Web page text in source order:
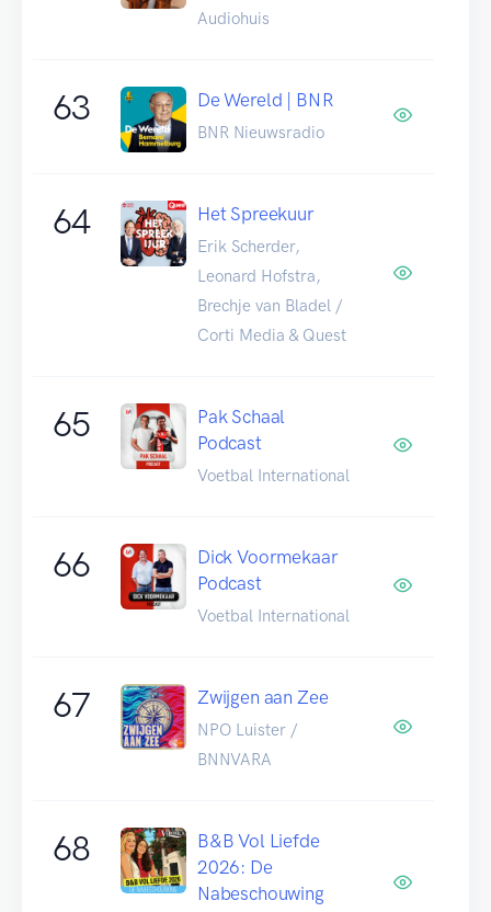
Audiohuis
63 De Wereld | BNR
BNR Nieuwsradio
64 Het Spreekuur
Erik Scherder,
Leonard Hofstra,
Brechje van Bladel /
Corti Media & Quest
65
Pak Schaal
Podcast
Voetbal International
66
Dick Voormekaar
Podcast
Voetbal International
67 Zwijgen aan Zee
NPO Luister /
BNNVARA
68
B&B Vol Liefde
2026: De
Nabeschouwing